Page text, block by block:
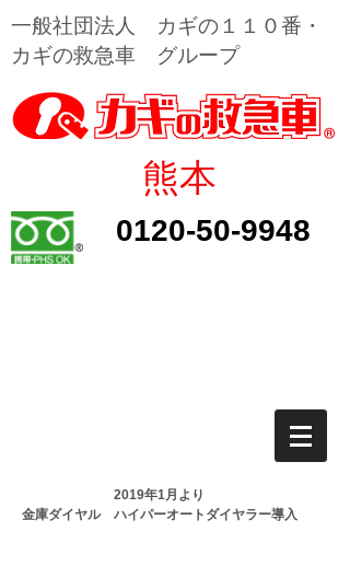
​一般社団法人 カギの１１０番・
カギの救急車 グループ
​熊本
0120-50-9948
2019年1月より
金庫ダイヤル ハイパーオートダイヤラー導入